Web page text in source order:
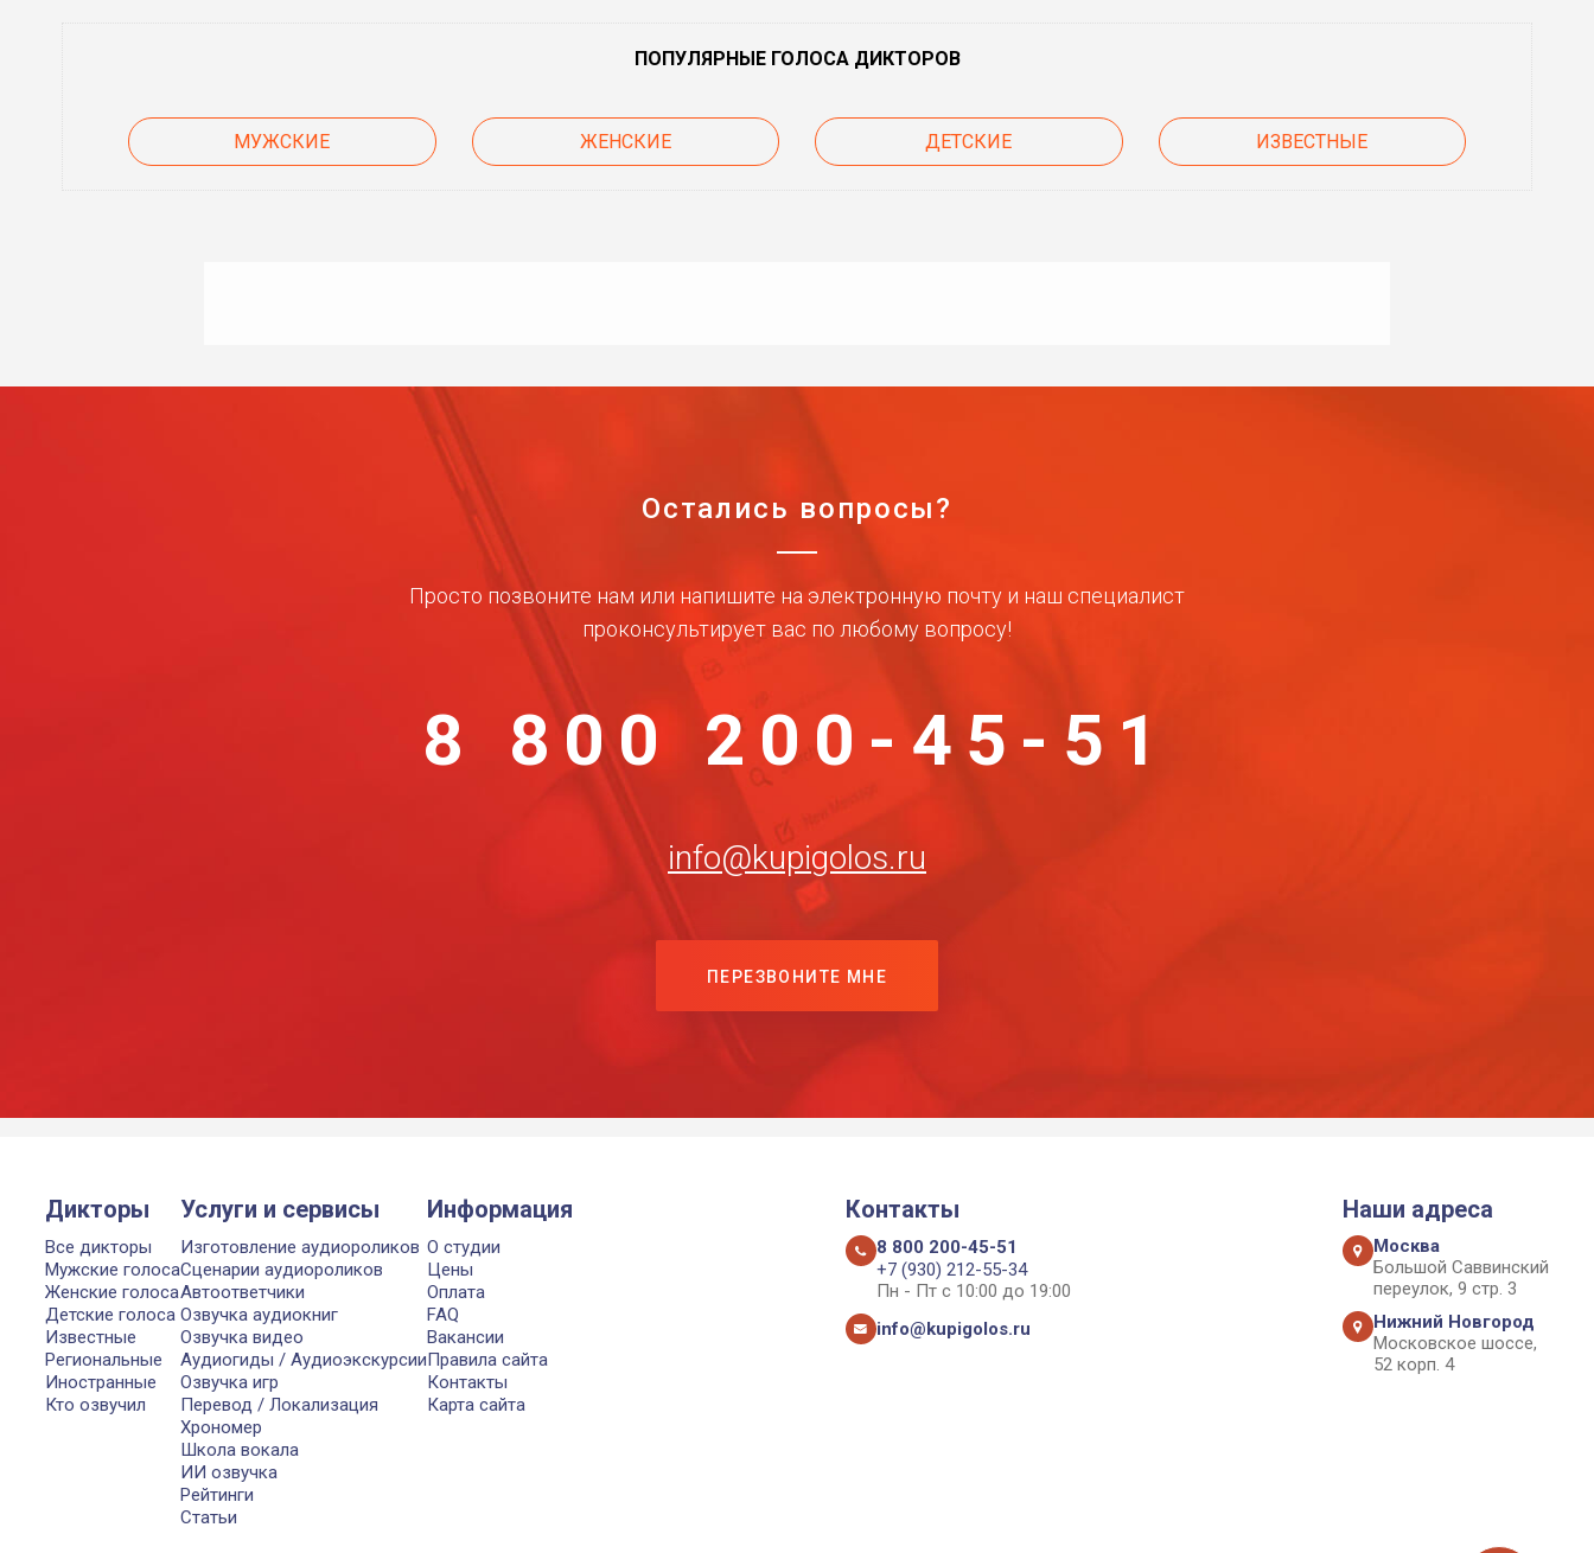
ПОПУЛЯРНЫЕ ГОЛОСА ДИКТОРОВ
МУЖСКИЕ ЖЕНСКИЕ ДЕТСКИЕ ИЗВЕСТНЫЕ
Остались вопросы?
Просто позвоните нам или напишите на электронную почту и наш специалист
проконсультирует вас по любому вопросу!
8 800 200-45-51
info@kupigolos.ru
ПЕРЕЗВОНИТЕ МНЕ
Дикторы
Все дикторы
Мужские голоса
Женские голоса
Детские голоса
Известные
Региональные
Иностранные
Кто озвучил
Услуги и сервисы
Изготовление аудиороликов
Сценарии аудиороликов
Автоответчики
Озвучка аудиокниг
Озвучка видео
Аудиогиды / Аудиоэкскурсии
Озвучка игр
Перевод / Локализация
Хрономер
Школа вокала
ИИ озвучка
Рейтинги
Статьи
Информация
О студии
Цены
Оплата
FAQ
Вакансии
Правила сайта
Контакты
Карта сайта
Контакты
8 800 200-45-51
+7 (930) 212-55-34
Пн - Пт с 10:00 до 19:00
info@kupigolos.ru
Наши адреса
Москва
Большой Саввинский
переулок, 9 стр. 3
Нижний Новгород
Московское шоссе,
52 корп. 4